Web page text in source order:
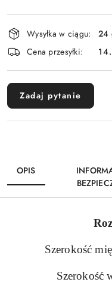
Dostępność
i
dostawa
Wysyłka w ciągu:
24
Cena przesyłki:
Zadaj pytanie
OPIS
Szerokość
Szerokość